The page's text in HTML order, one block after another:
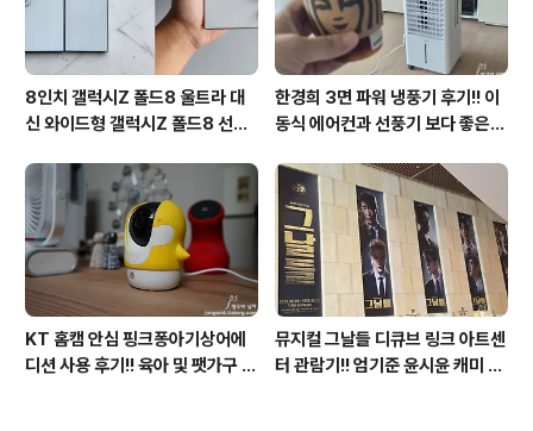
8인치 갤럭시Z 폴드8 울트라 대
신 와이드형 갤럭시Z 폴드8 선
이 미제공!!
한경희 3면 파워 냉풍기 후기!! 이
동식 에어컨과 선풍기 보다 좋은
KT 홈캠 안심 핑크퐁아기상어에
디션 사용 후기!! 육아 및 팻가구 그
뮤지컬 그날들 디큐브 링크 아트센
터 관람기!! 엄기준 윤시윤 캐미 연